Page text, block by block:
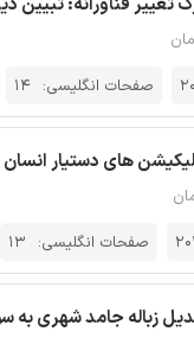
صفحات انگلیسی: 14
های دستیار
صفحات انگلیسی: 13
زباله جامد شهری